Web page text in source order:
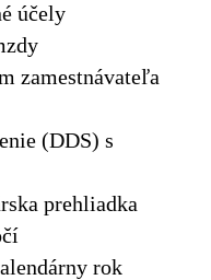
účely
zamestnávateľa
(DDS) s
prehliadka
rok